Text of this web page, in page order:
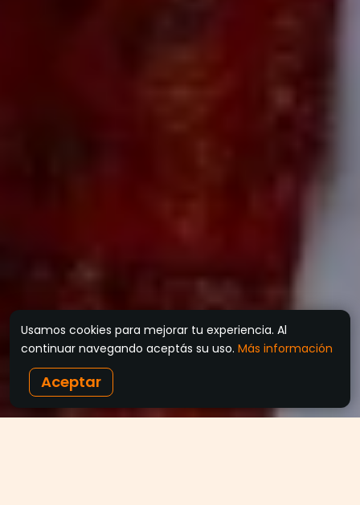
Usamos cookies para mejorar tu experiencia. Al
continuar navegando aceptás su uso. Más información
Aceptar